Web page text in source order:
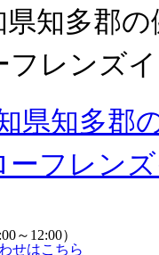
知多郡の
フレンズ
～12:00）